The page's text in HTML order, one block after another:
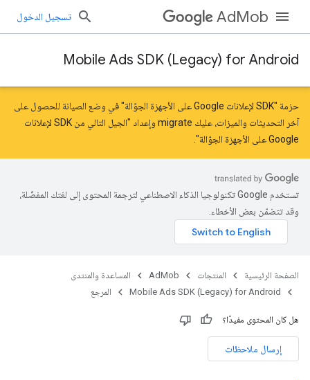
AdMob تسجيل الدخول
Mobile Ads SDK (Legacy) for Android
حزمة "SDK لإعلانات Google على الأجهزة الجوّالة" في وضع الصيانة للحصول على
آخر التحديثات والميزات، عليك migrate و
إعداد "الجيل التالي من SDK لإعلانات
Google على الأجهزة الجوّالة"
تستخدم Google تكنولوجيا الذكاء الاصطناعي لترجمة المحتوى إلى لغتك المفضّلة،
وقد تتضمّن بعض الأخطاء.
الصفحة الرئيسية المنتجات AdMob
المساعدة والمنتدى
Mobile Ads SDK (Legacy) for Android
المرجع
هل كان المحتوى مفيدًا؟
إرسال ملاحظات